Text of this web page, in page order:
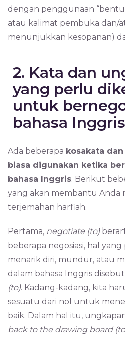
dengan penggunaan
atau kalimat pembuka dan/
menunjukkan kesopanan)
2. Kata dan
yang perlu
untuk
bahasa Inggris
Ada beberapa kosakata
biasa digunakan ketika
bahasa Inggris. Berikut
yang akan membantu Anda
terjemahan harfiah.
Pertama, negotiate (to)
beberapa negosiasi, hal
menarik diri, mundur, atau
dalam bahasa Inggris
(to). Kadang-kadang, kita
sesuatu dari nol untuk
baik. Dalam hal itu,
back to the drawing board